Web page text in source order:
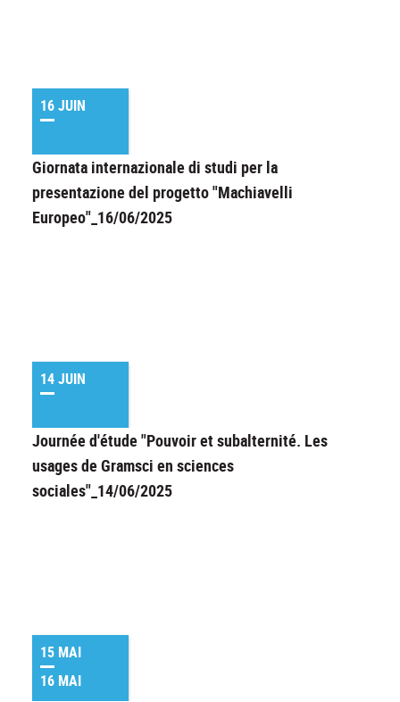
16 JUIN
Giornata internazionale di studi per la
presentazione del progetto "Machiavelli
Europeo"_16/06/2025
14 JUIN
Journée d'étude "Pouvoir et subalternité. Les
usages de Gramsci en sciences
sociales"_14/06/2025
15 MAI
16 MAI